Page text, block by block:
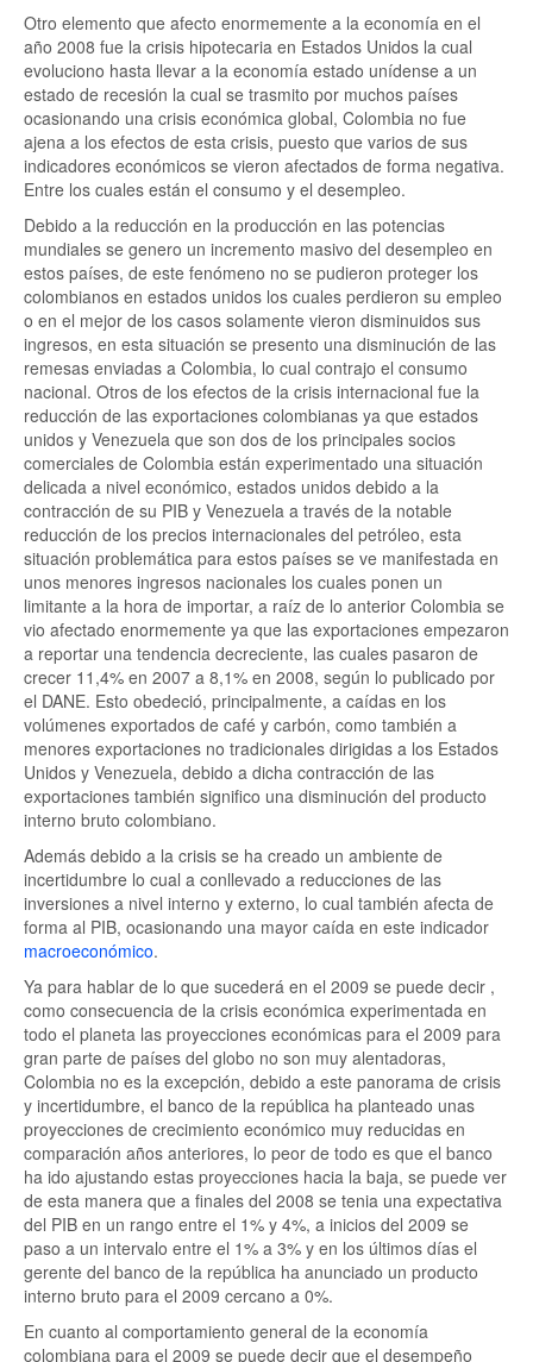
Otro elemento que afecto enormemente a la economía en el
año 2008 fue la crisis hipotecaria en Estados Unidos la cual
evoluciono hasta llevar a la economía estado unídense a un
estado de recesión la cual se trasmito por muchos países
ocasionando una crisis económica global, Colombia no fue
ajena a los efectos de esta crisis, puesto que varios de sus
indicadores económicos se vieron afectados de forma negativa.
Entre los cuales están el consumo y el desempleo.
Debido a la reducción en la producción en las potencias
mundiales se genero un incremento masivo del desempleo en
estos países, de este fenómeno no se pudieron proteger los
colombianos en estados unidos los cuales perdieron su empleo
o en el mejor de los casos solamente vieron disminuidos sus
ingresos, en esta situación se presento una disminución de las
remesas enviadas a Colombia, lo cual contrajo el consumo
nacional. Otros de los efectos de la crisis internacional fue la
reducción de las exportaciones colombianas ya que estados
unidos y Venezuela que son dos de los principales socios
comerciales de Colombia están experimentado una situación
delicada a nivel económico, estados unidos debido a la
contracción de su PIB y Venezuela a través de la notable
reducción de los precios internacionales del petróleo, esta
situación problemática para estos países se ve manifestada en
unos menores ingresos nacionales los cuales ponen un
limitante a la hora de importar, a raíz de lo anterior Colombia se
vio afectado enormemente ya que las exportaciones empezaron
a reportar una tendencia decreciente, las cuales pasaron de
crecer 11,4% en 2007 a 8,1% en 2008, según lo publicado por
el DANE. Esto obedeció, principalmente, a caídas en los
volúmenes exportados de café y carbón, como también a
menores exportaciones no tradicionales dirigidas a los Estados
Unidos y Venezuela, debido a dicha contracción de las
exportaciones también significo una disminución del producto
interno bruto colombiano.
Además debido a la crisis se ha creado un ambiente de
incertidumbre lo cual a conllevado a reducciones de las
inversiones a nivel interno y externo, lo cual también afecta de
forma al PIB, ocasionando una mayor caída en este indicador
macroeconómico.
Ya para hablar de lo que sucederá en el 2009 se puede decir ,
como consecuencia de la crisis económica experimentada en
todo el planeta las proyecciones económicas para el 2009 para
gran parte de países del globo no son muy alentadoras,
Colombia no es la excepción, debido a este panorama de crisis
y incertidumbre, el banco de la república ha planteado unas
proyecciones de crecimiento económico muy reducidas en
comparación años anteriores, lo peor de todo es que el banco
ha ido ajustando estas proyecciones hacia la baja, se puede ver
de esta manera que a finales del 2008 se tenia una expectativa
del PIB en un rango entre el 1% y 4%, a inicios del 2009 se
paso a un intervalo entre el 1% a 3% y en los últimos días el
gerente del banco de la república ha anunciado un producto
interno bruto para el 2009 cercano a 0%.
En cuanto al comportamiento general de la economía
colombiana para el 2009 se puede decir que el desempeño